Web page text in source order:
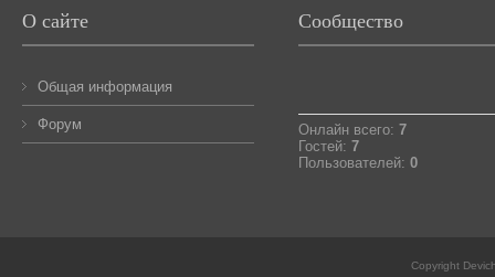
О сайте
Общая информация
Форум
Сообщество
Онлайн всего: 7
Гостей: 7
Пользователей: 0
Copyright